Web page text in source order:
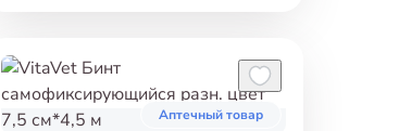
Аптечный товар